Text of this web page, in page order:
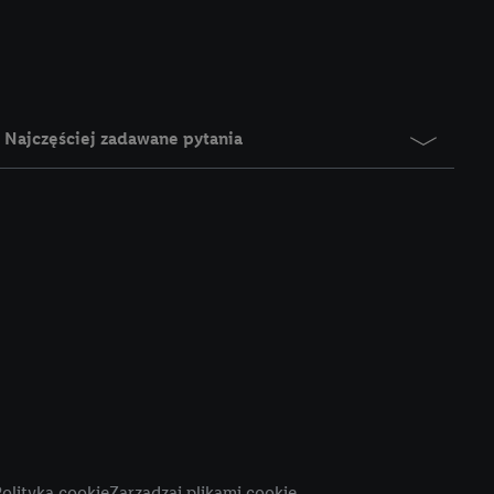
Najczęściej zadawane pytania
jednym z wyżej
możemy
rozpoznać
W tym celu
adres e-
adresu IP. Jeśli
użyciu adresu IP i
usług Lidl. W
Zgodę na
celów marketingu